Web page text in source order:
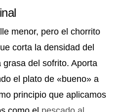
menor, pero el chorrito
corta la densidad del
del sofrito. Aporta
el plato de «bueno» a
principio que aplicamos